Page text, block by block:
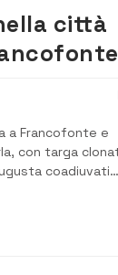
città
a Francofonte e
con targa
coadiuvati
di